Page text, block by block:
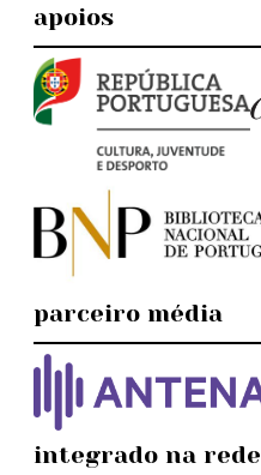
apoios
parceiro média
integrado na rede